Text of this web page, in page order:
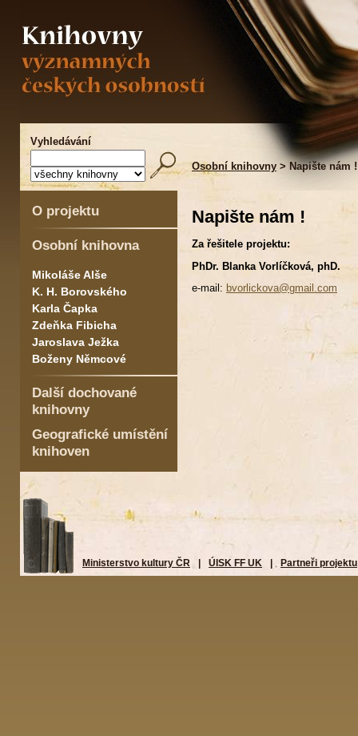
Vyhledávání
Osobní knihovny > Napište nám !
O projektu
Osobní knihovna
Mikoláše Alše
K. H. Borovského
Karla Čapka
Zdeňka Fibicha
Jaroslava Ježka
Boženy Němcové
Další dochované
knihovny
Geografické umístění
knihoven
Napište nám !
Za řešitele projektu:
PhDr. Blanka Vorlíčková, phD.
e-mail: bvorlickova@gmail.com
Ministerstvo kultury ČR ÚISK FF UK Partneři projektu